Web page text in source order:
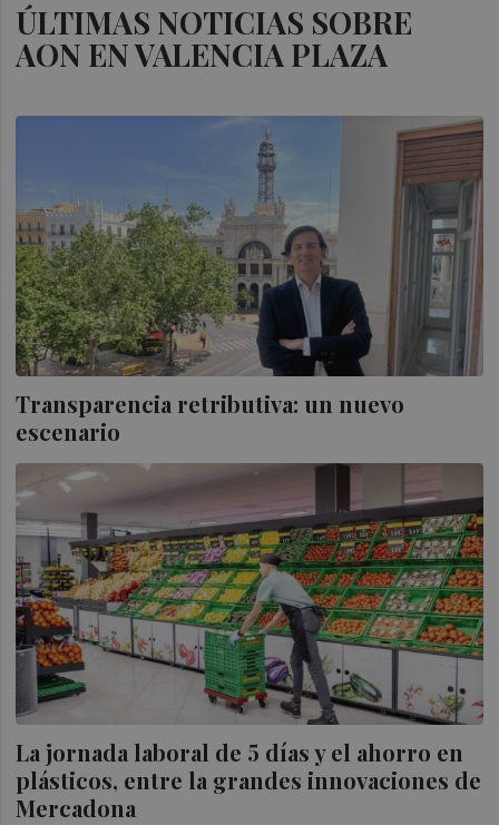
ÚLTIMAS NOTICIAS SOBRE
AON EN VALENCIA PLAZA
Transparencia retributiva: un nuevo
escenario
La jornada laboral de 5 días y el ahorro en
plásticos, entre la grandes innovaciones de
Mercadona